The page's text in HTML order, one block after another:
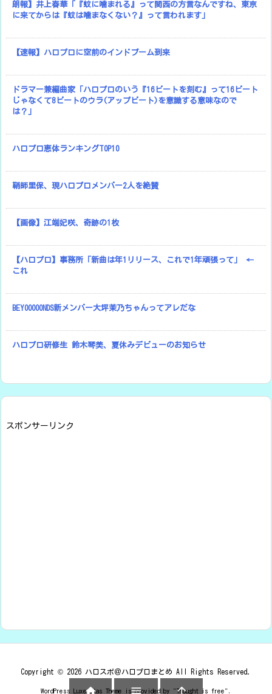
朗報】井上春華「『蚊に噛まれる』って関西の方言なんですね、東京
に来てからは『蚊は噛まなくない？』って言われます」
【速報】ハロプロに空前のインドブーム到来
ドラマー兼編曲家「ハロプロのいう『16ビートを刻む』って16ビート
じゃなくて8ビートのウラ(アップビート)を意識する意味なので
は？」
ハロプロ恵体ランキングTOP10
鞘師里保、現ハロプロメンバー2人を絶賛
【画像】江端妃咲、奇跡の1枚
【ハロプロ】事務所「新曲は年1リリース、これで1年頑張って」 ←
これ
BEYOOOOONDS新メンバー大坪茉乃ちゃんってアレだな
ハロプロ研修生 鈴木琴美、夏休みデビューのお知らせ
スポンサーリンク
Copyright © 2026 ハロスポ＠ハロプロまとめ All Rights Reserved.
WordPress Luxeritas Theme is provided by "Thought is free".
  